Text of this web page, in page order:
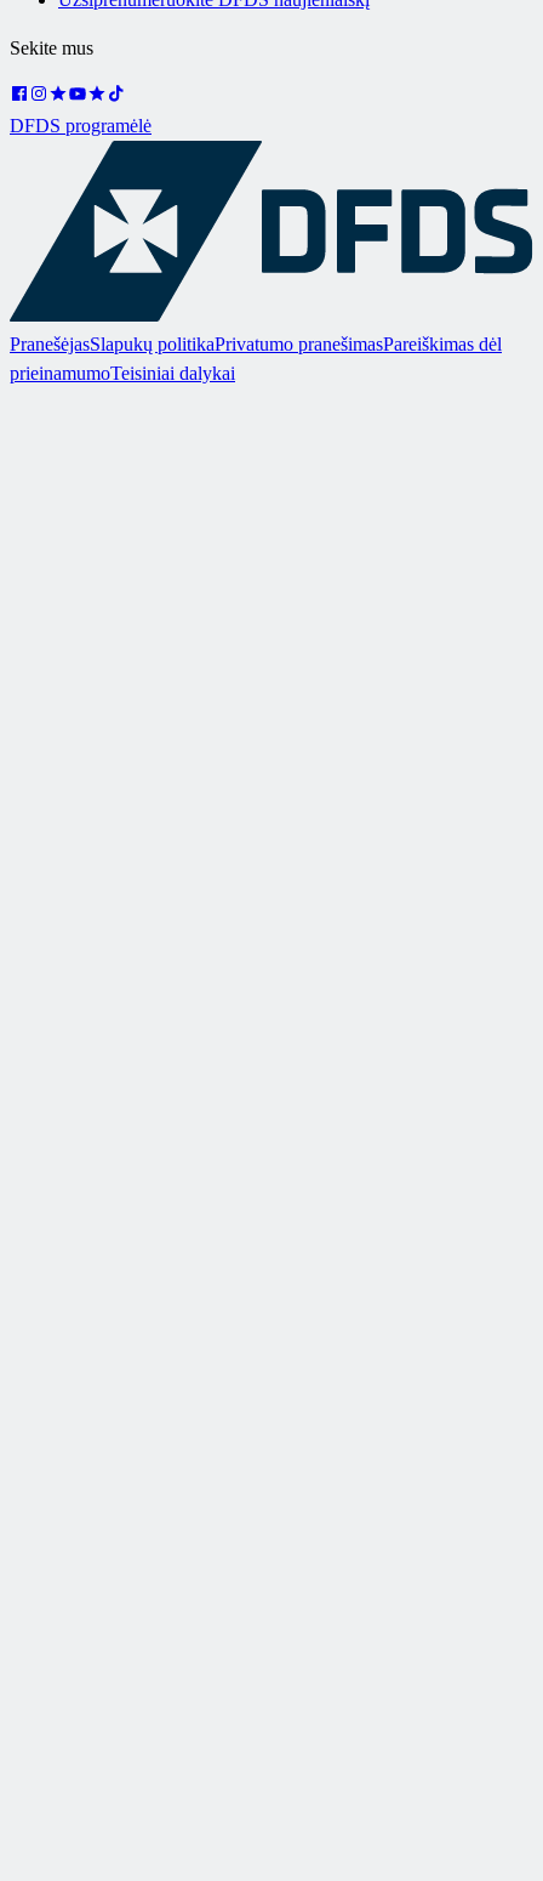
Sekite mus
DFDS programėlė
PranešėjasSlapukų politikaPrivatumo pranešimasPareiškimas dėl
prieinamumoTeisiniai dalykai